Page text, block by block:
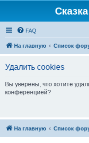
FAQ
На главную Список
Удалить cookies
Вы уверены, что хотите
конференцией?
На главную Список